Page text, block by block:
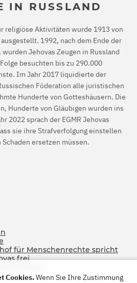
IN RUSSLAND
religiöse Aktivitäten wurde 1913 von
1992, nach dem Ende der
Jehovas Zeugen in Russland
besuchten bis zu 290.000
Im Jahr 2017 liquidierte der
Föderation alle juristischen
Hunderte von Gotteshäusern. Die
Hunderte von Gläubigen wurden ins
2022 sprach der EGMR Jehovas
sie ihre Strafverfolgung einstellen
ersetzen müssen.
für Menschenrechte spricht
frei
Cookies.Wenn Sie Ihre Zustimmung